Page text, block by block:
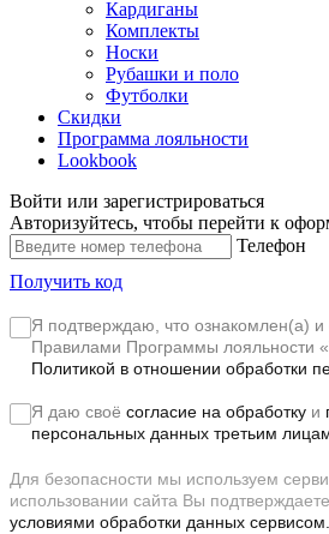
Кардиганы
Комплекты
Носки
Рубашки и поло
Футболки
Скидки
Программа лояльности
Lookbook
Войти или зарегистрироваться
Авторизуйтесь, чтобы перейти к
Телефон
Получить код
Я подтверждаю, что ознакомлен(а) и
Правилами Программы лояльности
Политикой в отношении обработки
Я даю своё согласие на обработку и
персональных данных третьим
Для безопасности мы используем
использовании сайта Вы
условиями обработки данных сервисом.